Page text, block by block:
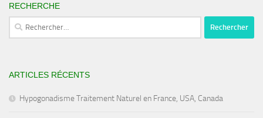
RECHERCHE
Rechercher :
ARTICLES RÉCENTS
Hypogonadisme Traitement Naturel en France, USA, Canada